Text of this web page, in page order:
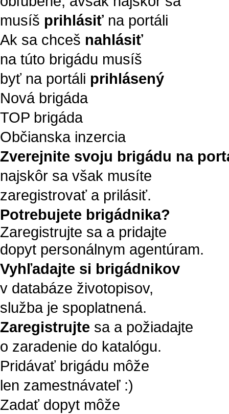
musíš prihlásiť na portáli
Ak sa chceš nahlásiť
na túto brigádu musíš
byť na portáli prihlásený
Nová brigáda
TOP brigáda
Občianska inzercia
Zverejnite svoju brigádu na
najskôr sa však musíte
zaregistrovať a prilásiť.
Potrebujete brigádnika?
Zaregistrujte sa a pridajte
dopyt personálnym agentúram.
Vyhľadajte si brigádnikov
v databáze životopisov,
služba je spoplatnená.
Zaregistrujte sa a požiadajte
o zaradenie do katalógu.
Pridávať brigádu môže
len zamestnávateľ :)
Zadať dopyt môže